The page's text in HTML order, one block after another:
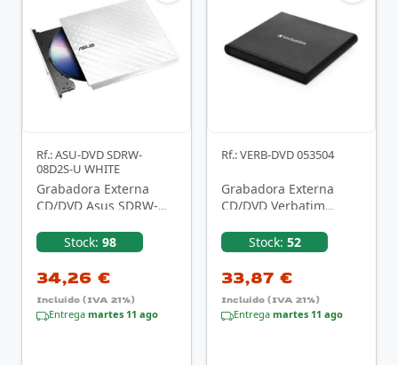
Rf.: ASU-DVD SDRW-
08D2S-U WHITE
Grabadora Externa
CD/DVD Asus SDRW-
Stock: 98
34,26 €
Incluido (IVA 21%)
Entrega martes 11 ago
Rf.: VERB-DVD 053504
Grabadora Externa
CD/DVD Verbatim
Stock: 52
33,87 €
Incluido (IVA 21%)
Entrega martes 11 ago